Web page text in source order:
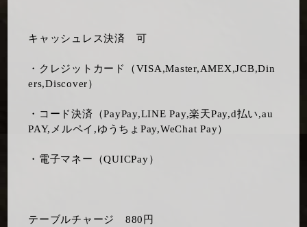
キャッシュレス決済 可
・クレジットカード（VISA,Master,AMEX,JCB,Din
ers,Discover）
・コード決済（PayPay,LINE Pay,楽天Pay,d払い,au
PAY,メルペイ,ゆうちょPay,WeChat Pay）
・電子マネー（QUICPay）
テーブルチャージ 880円